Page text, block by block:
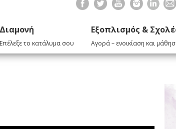
Διαμονή
Επέλεξε το κατάλυμα σου
Εξοπλισμός &
Αγορά – ενοικίαση και